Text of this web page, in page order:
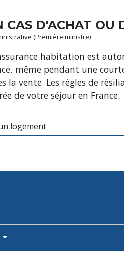
CAS D'ACHAT OU
(Première ministre)
habitation est
même pendant une
la vente. Les règles de
de votre séjour en France.
logement